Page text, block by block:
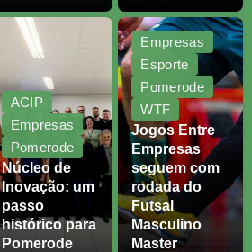
ACIP
Empresas
Pomerode
Núcleo de
Inovação: um
passo
histórico para
Pomerode
Empresas
Esporte
Pomerode
WTF
Jogos Entre
Empresas
seguem com
rodada do
Futsal
Masculino
Master